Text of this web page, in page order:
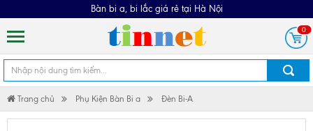
Bàn bi a, bi lắc giá rẻ tại Hà Nội
0
Trang chủ Phụ Kiện Bàn Bi a
Đèn Bi-A
ĐÈN LED BI A - BỘ ĐÔI HOÀN HẢO CHO BÀN BI-A